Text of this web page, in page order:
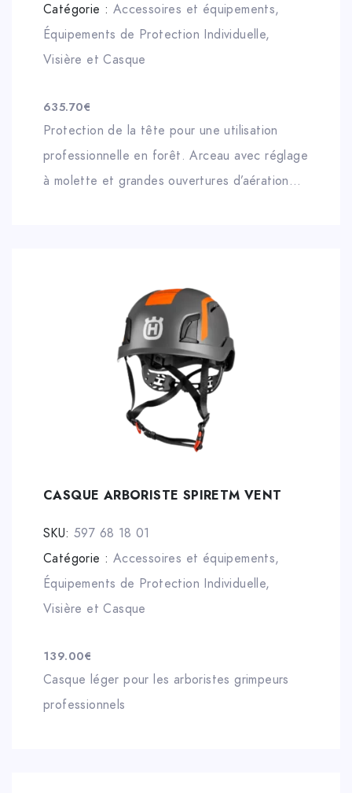
Catégorie : Accessoires et équipements,
Équipements de Protection Individuelle,
Visière et Casque
635.70€
Protection de la tête pour une utilisation
professionnelle en forêt. Arceau avec réglage
à molette et grandes ouvertures d’aération
communication de haute qualité avec plusieurs
participants, fonction d’écoute ambiante.
CASQUE ARBORISTE SPIRETM VENT
SKU: 597 68 18 01
Catégorie : Accessoires et équipements,
Équipements de Protection Individuelle,
Visière et Casque
139.00€
Casque léger pour les arboristes grimpeurs
professionnels